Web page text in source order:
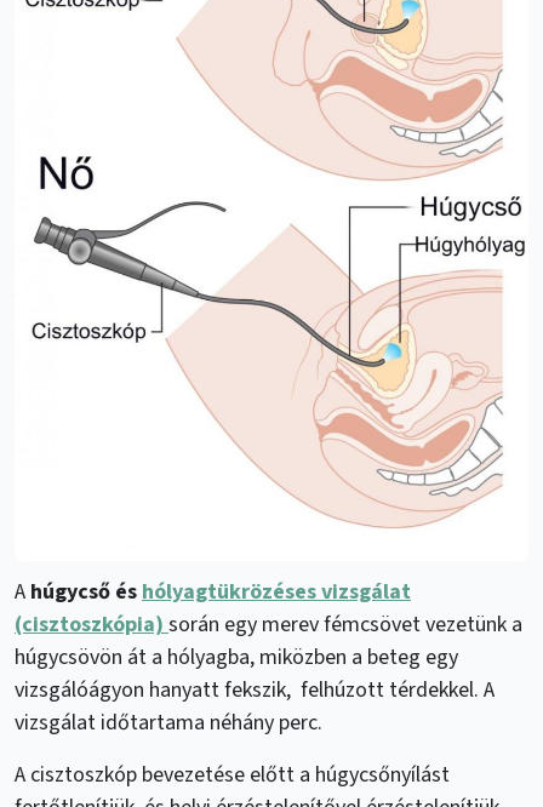
A húgycső és hólyagtükrözéses vizsgálat
(cisztoszkópia) során egy merev fémcsövet vezetünk a
húgycsövön át a hólyagba, miközben a beteg egy
vizsgálóágyon hanyatt fekszik, felhúzott térdekkel. A
vizsgálat időtartama néhány perc.
A cisztoszkóp bevezetése előtt a húgycsőnyílást